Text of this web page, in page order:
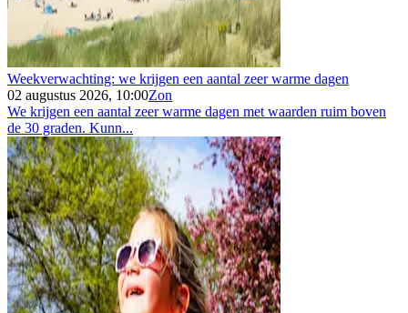
Weekverwachting: we krijgen een aantal zeer warme dagen
02 augustus 2026, 10:00Zon
We krijgen een aantal zeer warme dagen met waarden ruim boven
de 30 graden. Kunn...